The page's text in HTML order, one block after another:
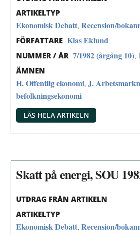
ARTIKELTYP
Ekonomisk Debatt,Recension/
FÖRFATTARE Klas Eklund
NUMMER / ÅR 7/1982 (årgång 10),
ÄMNEN
H. Offentlig ekonomi,J.
befolkningsekonomi
LÄS HELA ARTIKELN
Skatt på energi, SOU
UTDRAG FRÅN ARTIKELN
ARTIKELTYP
Ekonomisk Debatt,Recension/